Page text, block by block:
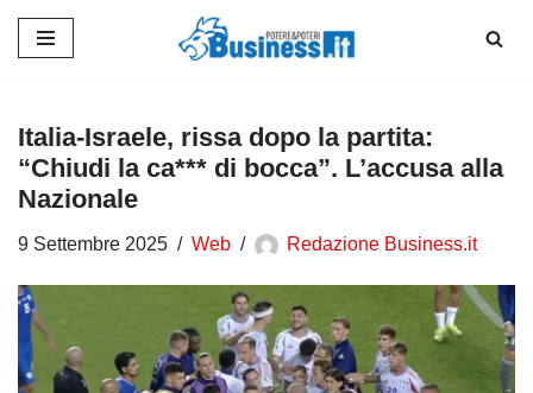
contenuto
Italia-Israele, rissa dopo la partita:
“Chiudi la ca*** di bocca”. L’accusa alla
Nazionale
9 Settembre 2025 Web Redazione Business.it